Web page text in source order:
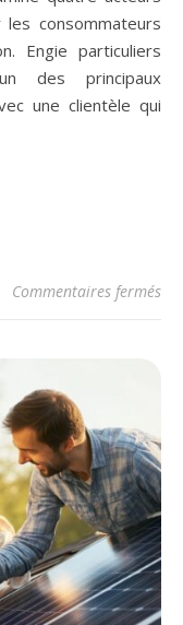
consommateurs
Engie particuliers
des principaux
une clientèle qui
Commentaires fermés